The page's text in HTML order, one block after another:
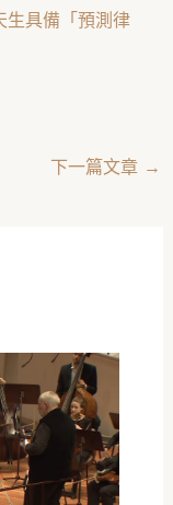
生具備「預測律
下一篇文章 →